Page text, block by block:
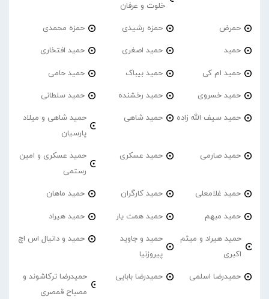
خلوت و عرفان
حمرض حمزه رشیدی حمزه محمدی
حمید حمید اصغری حمید افتخاری
حمید ام کی حمید بیباک حمید حامی
حمید خسروی حمید رخشنده حمید سلطانی
حمید سیف الله زاده حمید شاهی
حمید شاهی و میلاد
پارسیان
حمید صارمی حمید عسکری
حمید عسکری و امین
رستمی
حمید غلامعلی حمید کارگران حمید ماهان
حمید مبهم حمید همت یار حمید هیراد
حمید هیراد و میثم
اکبری
حمید و جاوید
پیروزنیا
حمید و دانیال اس اچ
حمیدرضا اسلمی حمیدرضا بابایی
حمیدرضا ترکاشوند و
مصباح قمصری